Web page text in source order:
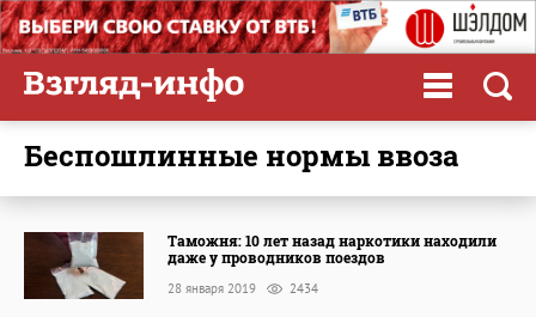
беспошлинные нормы ввоза
Таможня: 10 лет назад наркотики находили
даже у проводников поездов
28 января 2019 2434